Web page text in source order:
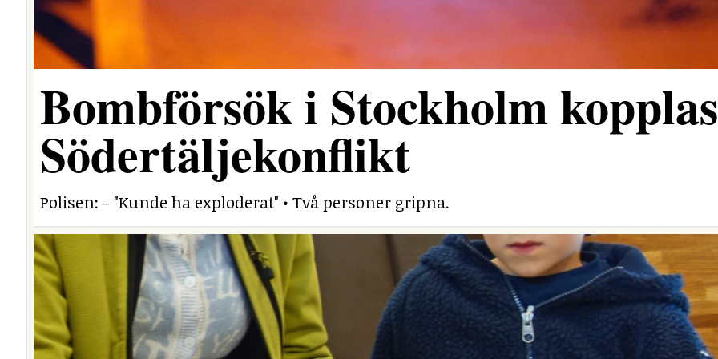
Bombförsök i Stockholm
Södertäljekonflikt
Polisen: - "Kunde ha exploderat" • Två personer gripna.